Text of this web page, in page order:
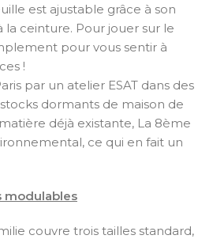
est ajustable grâce à son
ceinture. Pour jouer sur le
pour vous sentir à
!
par un atelier ESAT dans des
dormants de maison de
déjà existante, La 8ème
ce qui en fait un
modulables
couvre trois tailles standard,